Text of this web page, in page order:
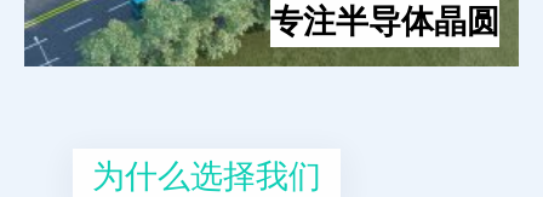
专注半导体晶圆
为什么选择我们